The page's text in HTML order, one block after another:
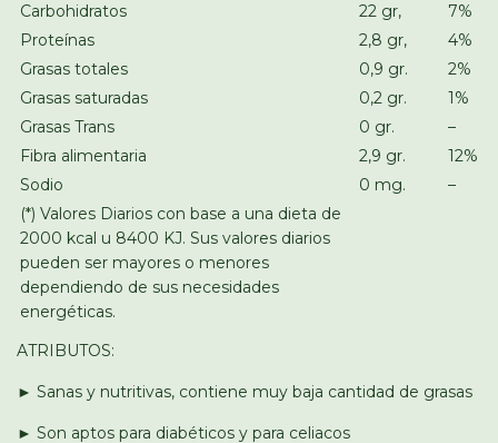
Carbohidratos 22 gr,
7%
Proteínas
2,8 gr,
4%
Grasas totales
0,9 gr.
2%
Grasas saturadas
0,2 gr.
1%
Grasas Trans
0 gr.
–
Fibra alimentaria
2,9 gr.
12%
Sodio
0 mg.
–
(*) Valores Diarios con base a una dieta de
2000 kcal u 8400 KJ. Sus valores diarios
pueden ser mayores o menores
dependiendo de sus necesidades
energéticas.
ATRIBUTOS:
► Sanas y nutritivas, contiene muy baja cantidad de grasas
► Son aptos para diabéticos y para celiacos